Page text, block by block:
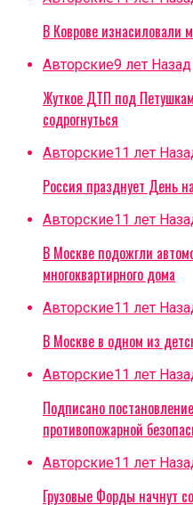
В Коврове изнасиловали
Авторские9 лет Назад
Жуткое ДТП под
содрогнуться
Авторские11 лет
Россия празднует День
Авторские11 лет
В Москве подожгли
многоквартирного дома
Авторские11 лет
В Москве в одном из
Авторские11 лет
Подписано
противопожарной
Авторские11 лет
Грузовые Форды начнут